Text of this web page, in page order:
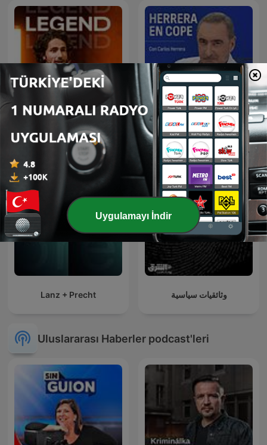
LEGEND Herrera en COPE
Lanz + Precht وثائقيات سياسية
Uluslararası Haberler podcast'leri
Uygulamayı İndir